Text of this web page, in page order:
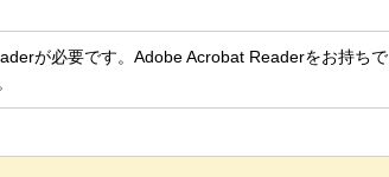
が必要です。Adobe Acrobat Readerをお持ちで